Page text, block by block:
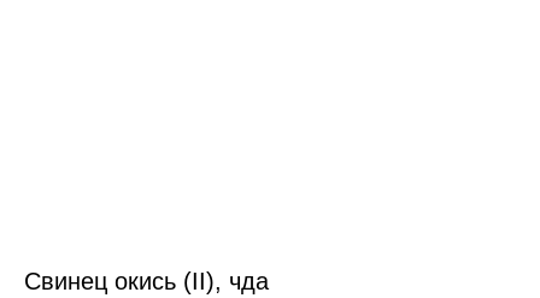
Свинец окись (II), чда